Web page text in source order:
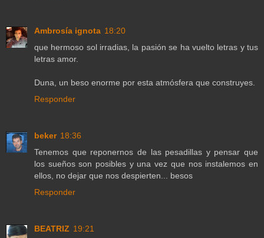
Ambrosía ignota 18:20
que hermoso sol irradias, la pasión se ha vuelto letras y tus
letras amor.
Duna, un beso enorme por esta atmósfera que construyes.
Responder
beker 18:36
Tenemos que reponernos de las pesadillas y pensar que
los sueños son posibles y una vez que nos instalemos en
ellos, no dejar que nos despierten... besos
Responder
BEATRIZ 19:21